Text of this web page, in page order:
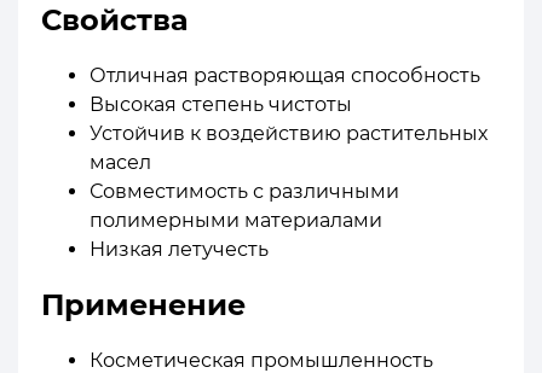
Свойства
Отличная растворяющая способность
Высокая степень чистоты
Устойчив к воздействию растительных
масел
Совместимость с различными
полимерными материалами
Низкая летучесть
Применение
Косметическая промышленность